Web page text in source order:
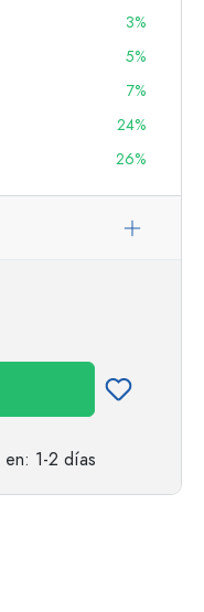
3%
5%
7%
24%
26%
en: 1-2 días